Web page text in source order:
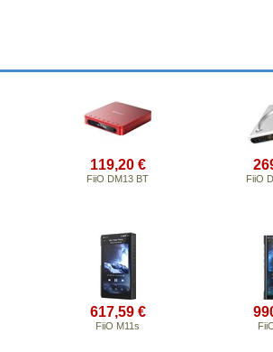
119,20 €
FiiO DM13 BT FiiO
617,59 €
FiiO M11s